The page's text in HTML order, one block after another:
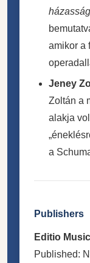
amikor a
Jeney
Zoltán a
alakja
a
Publishers
Editio
Published: